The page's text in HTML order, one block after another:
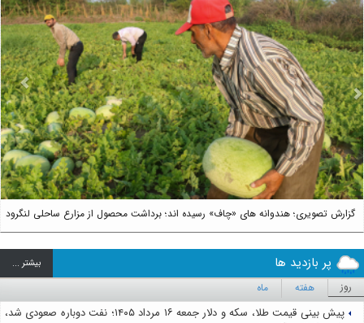
گزارش تصویری؛ هندوانه های «چاف» رسیده اند؛ برداشت محصول از مزارع ساحلی لنگرود
Next
پر بازدید ها بيشتر ...
روز هفته ماه
پیش بینی قیمت طلا، سکه و دلار جمعه ۱۶ مرداد ۱۴۰۵؛ نفت دوباره صعودی شد،